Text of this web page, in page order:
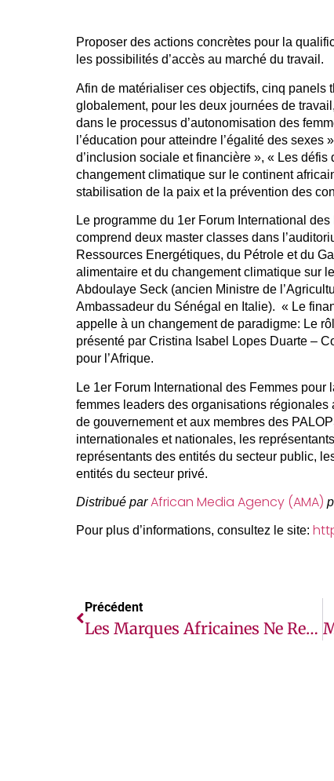
Proposer des actions concrètes pour la
les possibilités d’accès au marché du travail.
Afin de matérialiser ces objectifs, cinq panels
globalement, pour les deux journées de
dans le processus d’autonomisation des
l’éducation pour atteindre l’égalité des
d’inclusion sociale et financière », « Les
changement climatique sur le continent
stabilisation de la paix et la prévention des
Le programme du 1er Forum International
comprend deux master classes dans
Ressources Energétiques, du Pétrole et du
alimentaire et du changement climatique sur
Abdoulaye Seck (ancien Ministre de
Ambassadeur du Sénégal en Italie). « Le
appelle à un changement de paradigme: Le
présenté par Cristina Isabel Lopes Duarte –
pour l’Afrique.
Le 1er Forum International des Femmes pour
femmes leaders des organisations
de gouvernement et aux membres des
internationales et nationales, les
représentants des entités du secteur public,
entités du secteur privé.
Distribué parAfrican Media Agency (AMA)
Pour plus d’informations, consultez le site:
Précédent
Les Marques Africaines Ne Représentent Plus Que 14 % Des 100 Marques Les Plus Admirées En Afrique, Les Marques Non Africaines Renforçant Leur Position Sur Le Continent.